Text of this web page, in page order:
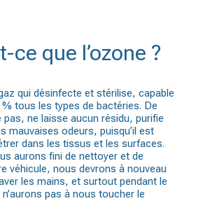
ce que l’ozone ?
qui désinfecte et stérilise, capable
% tous les types de bactéries. De
pas, ne laisse aucun résidu, purifie
mauvaises odeurs, puisqu’il est
dans les tissus et les surfaces.
aurons fini de nettoyer et de
véhicule, nous devrons à nouveau
les mains, et surtout pendant le
pas à nous toucher le